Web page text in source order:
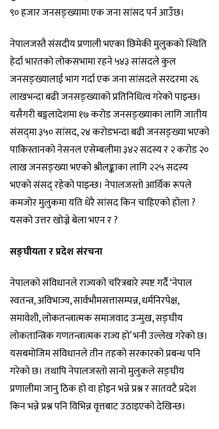
९० हजार जनसङ्ख्यामा एक जना सांसद पर्न आउँछ।
नेपालजस्तै संसदीय प्रणाली भएका छिमेकी मुलुकको स्थिति
हेर्दा भारतको लोकसभामा रहने ५४३ सांसदले कुल
जनसङ्ख्यालाई भाग गर्दा एक जना सांसदले सरदरमा २६
लाखभन्दा बढी जनसङ्ख्याको प्रतिनिधित्व गरेको पाइन्छ।
यसैगरी बङ्गलादेशमा १७ करोड जनसङ्ख्याका लागि जातीय
संसद्‌मा ३५० सांसद, २४ करोडभन्दा बढी जनसङ्ख्या भएको
पाकिस्तानको नेसनल एसेम्बलीमा ३४२ सदस्य र २ करोड २०
लाख जनसङ्ख्या भएको श्रीलङ्काका लागि २२५ सदस्य
भएको संसद् रहेको पाइन्छ। नेपालजस्तो आर्थिक रूपले
कमजोर मुलुकमा यति धेरै सांसद किन चाहिएको होला ?
यसको उत्तर खोज्ने बेला भएन र ?
सङ्घीयता र प्रदेश संरचना
नेपालको संविधानले राज्यको चरित्रबारे स्पष्ट गर्दै ‘नेपाल
स्वतन्त्र, अविभाज्य, सार्वभौमसत्तासम्पन्न, धर्मनिरपेक्ष,
समावेशी, लोकतन्त्रात्मक समाजवाद उन्मुख, सङ्घीय
लोकतान्त्रिक गणतन्त्रात्मक राज्य हो’ भनी उल्लेख गरेको छ।
यसबमोजिम संविधानले तीन तहको सरकारको प्रबन्ध पनि
गरेको छ। तथापि नेपालजस्तो सानो मुलुकले सङ्घीय
प्रणालीमा जानु ठिक हो वा होइन भन्ने प्रश्न र सातवटै प्रदेश
किन भन्ने प्रश्न पनि विभिन्न वृत्तबाट उठाइएको देखिन्छ।